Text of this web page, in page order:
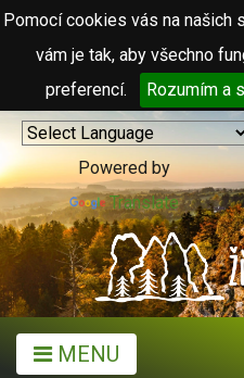
Pomocí cookies vás na našich
vám je tak, aby všechno
preferencí.
Rozumím a
Powered by
Translate
MENU